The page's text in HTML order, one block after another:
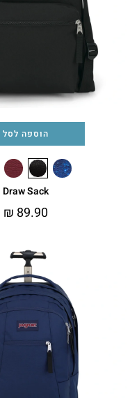
הוספה לסל
Draw Sack
₪ 89.90